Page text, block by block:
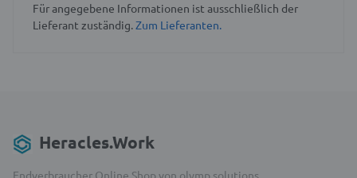
Für angegebene Informationen ist ausschließlich der
Lieferant zuständig.Zum Lieferanten.
Heracles.Work
Endverbraucher Online Shop von olymp.solutions